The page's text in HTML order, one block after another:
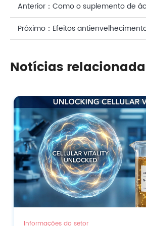
Anterior： Como o suplemento de
acetilneuramínico melhora a
Próximo： Efeitos
Notícias
Informações do setor